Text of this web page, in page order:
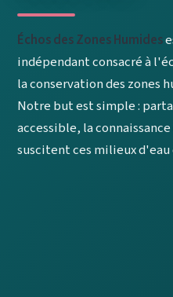
Échos des Zones Humides
indépendant consacré à
la conservation des zones
Notre but est simple :
accessible, la
suscitent ces milieux d'eau